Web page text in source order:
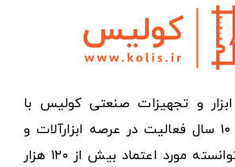
ابزار و تجهیزات صنعتی کولیس با
افتخار نزدیک به ۱۰ سال فعالیت در عرصه ابزارآلات و
کالاهای صنعتی توانسته مورد اعتماد بیش از ۱۲۰ هزار